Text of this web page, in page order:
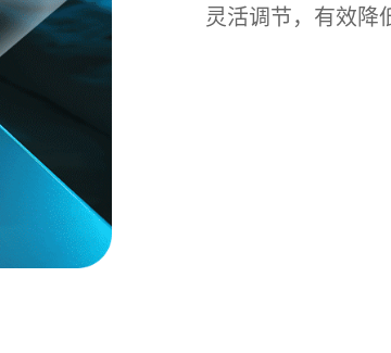
灵活调节，有效降